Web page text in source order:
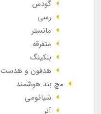
گودس
رسی
مانستر
متفرقه
بلکینگ
هدفون و هدست
مچ بند هوشمند
شیائومی
آنر